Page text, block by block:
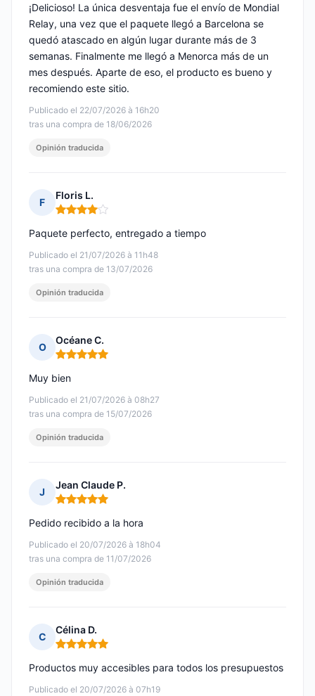
Publicado el 22/07/2026 à 16h20
tras una compra de 18/06/2026
¡Delicioso! La única desventaja fue el envío de Mondial
Relay, una vez que el paquete llegó a Barcelona se
quedó atascado en algún lugar durante más de 3
semanas. Finalmente me llegó a Menorca más de un
mes después. Aparte de eso, el producto es bueno y
recomiendo este sitio.
Opinión traducida
F
Floris L.
Nota: 4 de 5
Publicado el 21/07/2026 à 11h48
tras una compra de 13/07/2026
Paquete perfecto, entregado a tiempo
Opinión traducida
O
Océane C.
Nota: 5 de 5
Publicado el 21/07/2026 à 08h27
tras una compra de 15/07/2026
Muy bien
Opinión traducida
J
Jean Claude P.
Nota: 5 de 5
Publicado el 20/07/2026 à 18h04
tras una compra de 11/07/2026
Pedido recibido a la hora
Opinión traducida
C
Célina D.
Nota: 5 de 5
Publicado el 20/07/2026 à 07h19
Productos muy accesibles para todos los presupuestos